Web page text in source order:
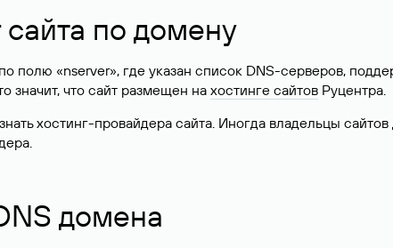
сайта по домену
полю «nserver», где указан список DNS-серверов,
значит, что сайт размещен на хостинге сайтов Руцентра.
хостинг-провайдера сайта. Иногда владельцы
домена